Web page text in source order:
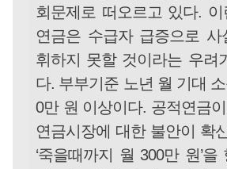
회문제로 떠오르고 있다.
연금은 수급자 급증으로
휘하지 못할 것이라는 우려
다. 부부기준 노년 월 기대
0만 원 이상이다. 공적연금
연금시장에 대한 불안이 확
‘죽을때까지 월 300만 원’